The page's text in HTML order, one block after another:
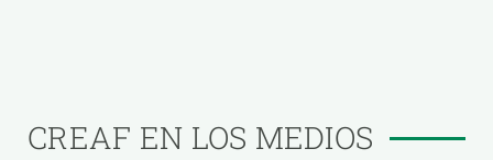
CREAF EN LOS MEDIOS